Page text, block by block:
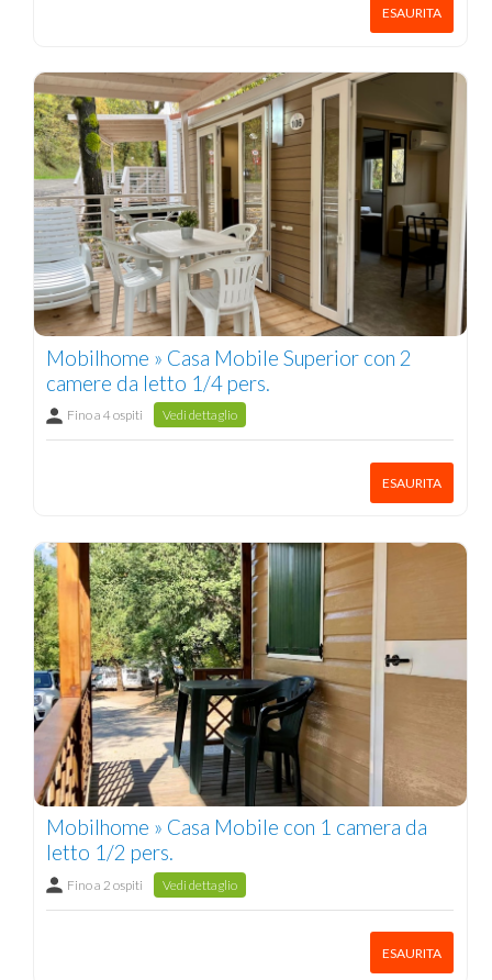
ESAURITA
Mobilhome » Casa Mobile Superior con 2
camere da letto 1/4 pers.
Fino a 4 ospiti Vedi dettaglio
ESAURITA
Mobilhome » Casa Mobile con 1 camera da
letto 1/2 pers.
Fino a 2 ospiti Vedi dettaglio
ESAURITA